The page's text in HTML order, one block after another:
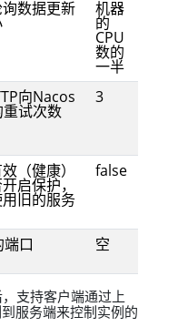
数据更新 机器
的
CPU
数的
一半
向Nacos
试次数
3
（健康）
启保护，
旧的服务
false
口 空
支持客户端通过上
服务端来控制实例的